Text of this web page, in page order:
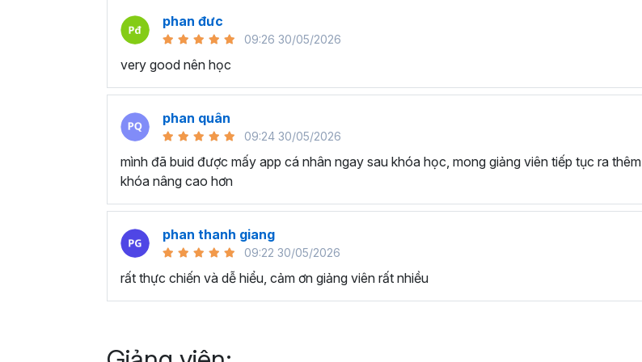
phan đưc
09:26 30/05/2026
very good nên học
phan quân
09:24 30/05/2026
mình đã buid được mấy app cá nhân ngay sau khóa học, mong giảng viên tiếp tục ra thêm
khóa nâng cao hơn
phan thanh giang
09:22 30/05/2026
rất thực chiến và dễ hiểu, cảm ơn giảng viên rất nhiều